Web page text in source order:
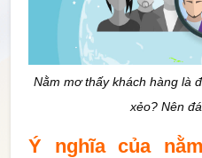
Tức
Nằm mơ thấy khách hàng là
xẻo? Nên
Ý nghĩa của